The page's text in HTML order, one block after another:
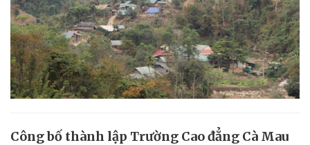
Công bố thành lập Trường Cao đẳng Cà Mau